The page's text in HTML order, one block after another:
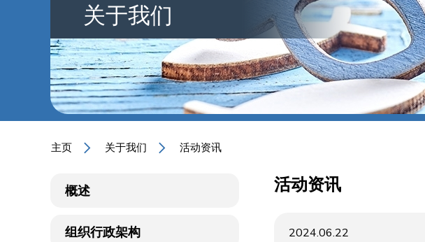
关于我们
主页 关于我们 活动资讯
概述
组织行政架构
活动资讯
2024.06.22